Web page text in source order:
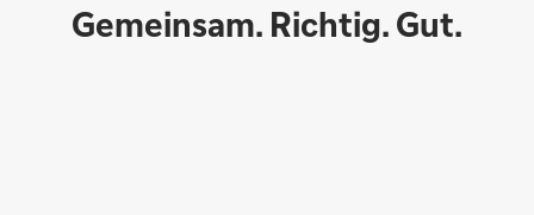
Gemeinsam. Richtig. Gut.